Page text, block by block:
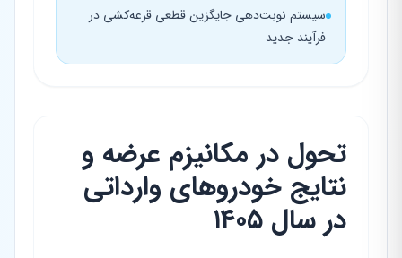
سیستم نوبت‌دهی جایگزین قطعی قرعه‌کشی در
فرآیند جدید
تحول در مکانیزم عرضه و
نتایج خودروهای وارداتی
در سال ۱۴۰۵